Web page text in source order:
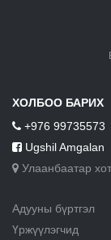
ХОЛБОО БАРИХ
+976 99735573
Ugshil Amgalan
Улаанбаатар хот
Адууны бүртгэл
Үржүүлэгчид